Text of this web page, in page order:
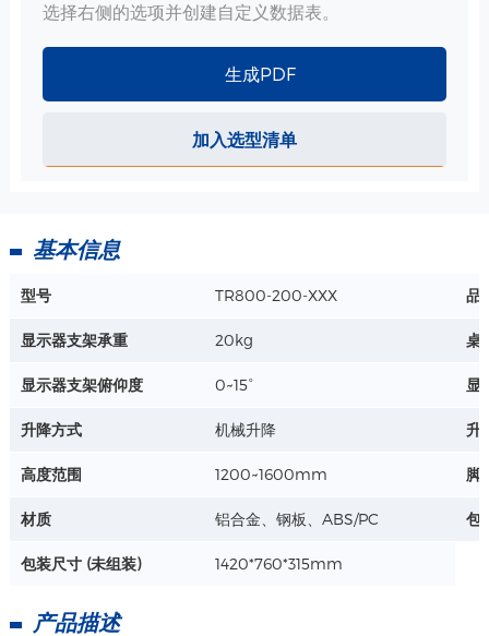
宽度 : 75~114mm/175~215mm
材质：铝合金
详情+
桌面外围尺寸：511*538mm
杯座直径：78mm
材质 : 钢板、ABS/PC
水平旋转角度：+ - 90°
支臂整体承重 ：30kg
选择右侧的选项并创建自定义数据表。
生成PDF
加入选型清单
基本信息
型号 TR800-200-XXX 品
显示器支架承重 20kg 桌
显示器支架俯仰度 0~15° 显
升降方式 机械升降 升
高度范围 1200~1600mm 脚
材质 铝合金、钢板、ABS/PC 包
包装尺寸 (未组装) 1420*760*315mm
产品描述